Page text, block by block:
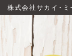
株式会社サカイ･ミ